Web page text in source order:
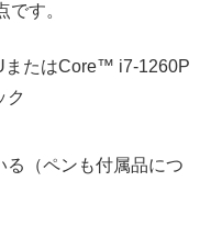
す。
たはCore™ i7-1260P
ク
る（ペンも付属品につ